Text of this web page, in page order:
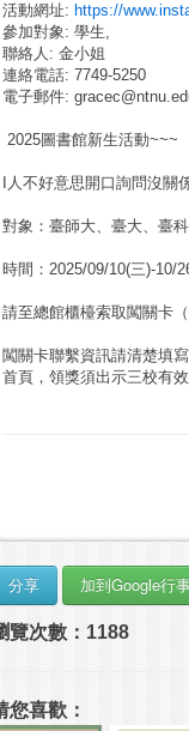
活動網址: https://
參加對象: 學生,
聯絡人: 金小姐
連絡電話: 7749-5250
電子郵件:
2025圖書館新生活動~~~
I人不好意思開口詢問沒
對象：臺師大、臺大、臺
時間：2025/09/10(三)-10/
請至總館櫃檯索取闖關卡（
闖關卡聯繫資訊請清楚填
首頁，領獎須出示三校有效
覽次數：1188
您喜歡：